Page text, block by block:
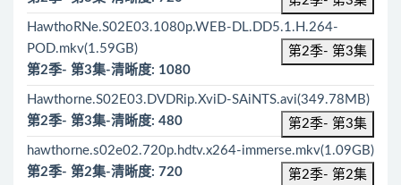
HawthoRNe.S02E03.1080p.WEB-DL.DD5.1.H.264-
POD.mkv(1.59GB)
第2季- 第3集
第2季- 第3集-清晰度: 1080
Hawthorne.S02E03.DVDRip.XviD-SAiNTS.avi(349.78MB)
第2季- 第3集
第2季- 第3集-清晰度: 480
hawthorne.s02e02.720p.hdtv.x264-immerse.mkv(1.09GB)
第2季- 第2集
第2季- 第2集-清晰度: 720